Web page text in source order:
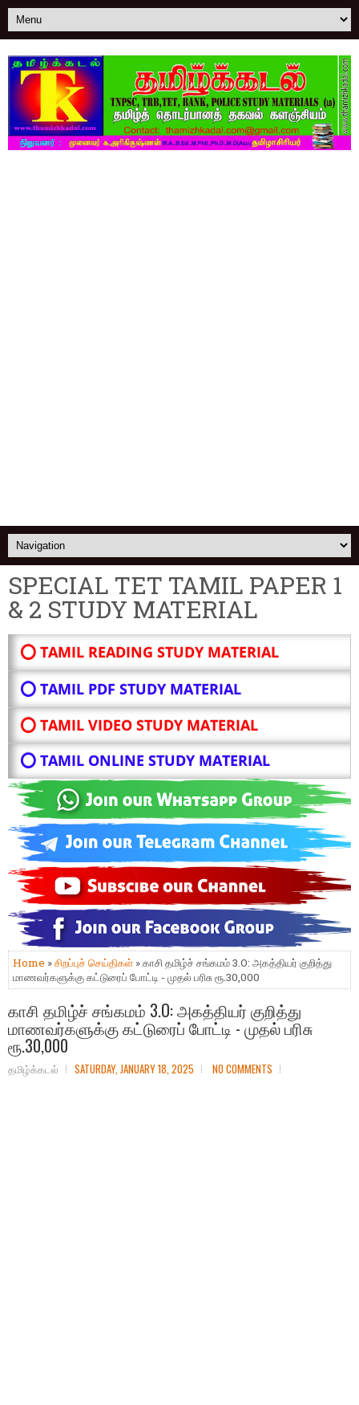
SPECIAL TET TAMIL PAPER 1
& 2 STUDY MATERIAL
⭕ TAMIL READING STUDY MATERIAL
⭕ TAMIL PDF STUDY MATERIAL
⭕ TAMIL VIDEO STUDY MATERIAL
⭕ TAMIL ONLINE STUDY MATERIAL
Home »சிறப்புச் செய்திகள் » காசி தமிழ்ச் சங்கமம் 3.O: அகத்தியர் குறித்து
மாணவர்களுக்கு கட்டுரைப் போட்டி - முதல் பரிசு ரூ.30,000
காசி தமிழ்ச் சங்கமம் 3.O: அகத்தியர் குறித்து
மாணவர்களுக்கு கட்டுரைப் போட்டி - முதல் பரிசு
ரூ.30,000
தமிழ்க்கடல் SATURDAY, JANUARY 18, 2025 NO COMMENTS